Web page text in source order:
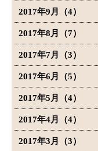
2017年9月（4）
2017年8月（7）
2017年7月（3）
2017年6月（5）
2017年5月（4）
2017年4月（4）
2017年3月（3）